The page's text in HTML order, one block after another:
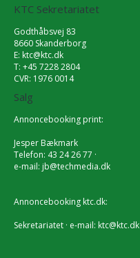
KTC Sekretariatet
Godthåbsvej 83
8660 Skanderborg
E: ktc@ktc.dk
T: +45 7228 2804
CVR: 1976 0014
Salg
Annoncebooking print:
Jesper Bækmark
Telefon: 43 24 26 77 ·
e-mail: jb@techmedia.dk
Annoncebooking ktc.dk:
Sekretariatet · e-mail: ktc@ktc.dk